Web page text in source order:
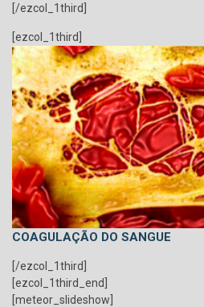
[/ezcol_1third]
[ezcol_1third]
COAGULAÇÃO DO SANGUE
[/ezcol_1third]
[ezcol_1third_end]
[meteor_slideshow]